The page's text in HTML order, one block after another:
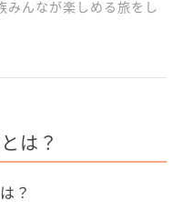
みんなが楽しめる旅をし
は？
？